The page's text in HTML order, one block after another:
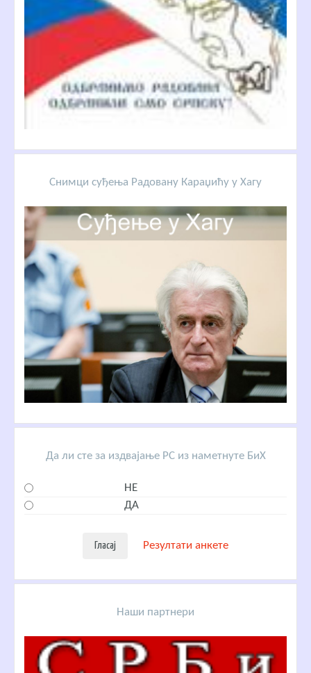
Снимци суђења Радовану Караџићу у Хагу
Да ли сте за издвајање РС из наметнуте БиХ
НЕ
ДА
Резултати анкете
Наши партнери